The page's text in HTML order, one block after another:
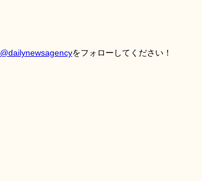
@dailynewsagencyをフォローしてください！